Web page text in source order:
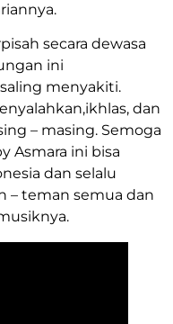
secara dewasa
ini
menyakiti.
dan
– masing. Semoga
Asmara ini bisa
dan selalu
– teman semua dan